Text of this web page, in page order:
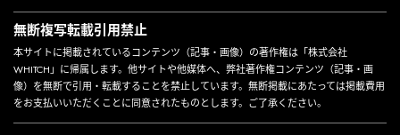
無断複写転載引用禁止
本サイトに掲載されているコンテンツ（記事・画像）の著作権は「株式会社
WHITCH」に帰属します。他サイトや他媒体へ、弊社著作権コンテンツ（記事・画
像）を無断で引用・転載することを禁止しています。無断掲載にあたっては掲載費用
をお支払いいただくことに同意されたものとします。ご了承ください。